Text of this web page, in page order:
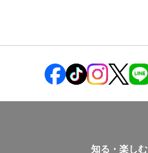
知る・楽しむ